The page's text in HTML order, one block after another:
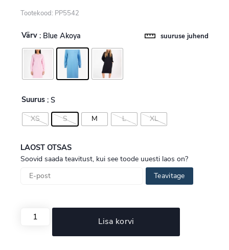
Tootekood: PP5542
Värv : Blue Akoya
Suurus : S
XS S M L XL
suuruse juhend
LAOST OTSAS
Soovid saada teavitust, kui see toode uuesti laos on?
Teavitage
Lisa korvi